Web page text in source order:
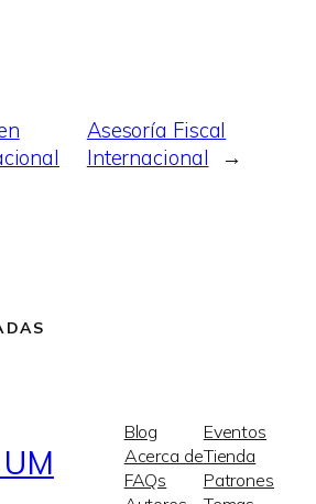
Asesoría Fiscal
Internacional
→
Blog
Acerca de
FAQs
Eventos
Tienda
Patrones